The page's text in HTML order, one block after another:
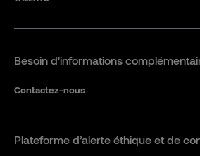
Besoin d'informations
Contactez-nous
Plateforme d’alerte éthique et de